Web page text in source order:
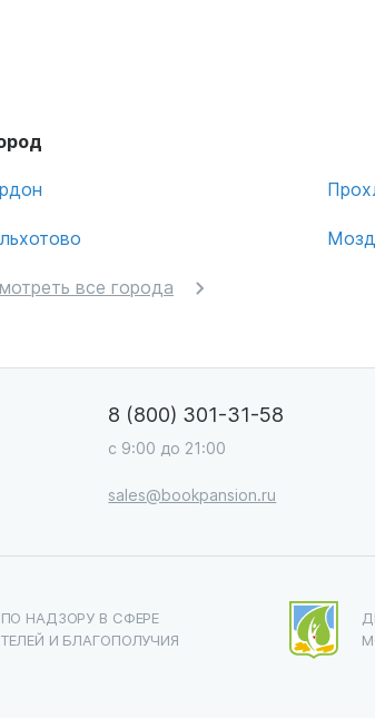
все города
8 (800) 301-31-58
с 9:00 до 21:00
sales@bookpansion.ru
НАДЗОРУ В СФЕРЕ
И БЛАГОПОЛУЧИЯ